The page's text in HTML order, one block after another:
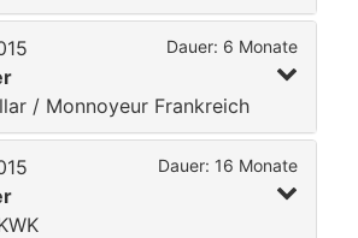
Dauer: 6 Monate
/ Monnoyeur Frankreich
Dauer: 16 Monate